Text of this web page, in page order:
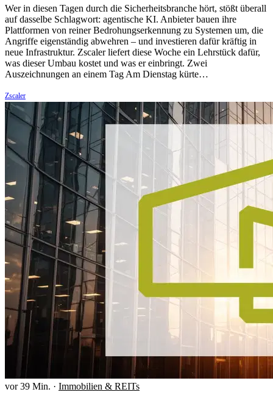
Wer in diesen Tagen durch die Sicherheitsbranche hört, stößt überall
auf dasselbe Schlagwort: agentische KI. Anbieter bauen ihre
Plattformen von reiner Bedrohungserkennung zu Systemen um, die
Angriffe eigenständig abwehren – und investieren dafür kräftig in
neue Infrastruktur. Zscaler liefert diese Woche ein Lehrstück dafür,
was dieser Umbau kostet und was er einbringt. Zwei
Auszeichnungen an einem Tag Am Dienstag kürte…
Zscaler
vor 39 Min. · Immobilien & REITs